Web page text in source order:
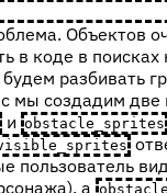
Объектов
в коде в поисках
разбивать
мы создадим две
и obstacle_sprites
пользователь
а